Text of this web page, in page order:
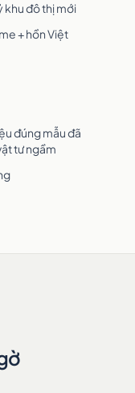
khu đô thị mới
+ hồn Việt
đúng mẫu đã
tư ngầm